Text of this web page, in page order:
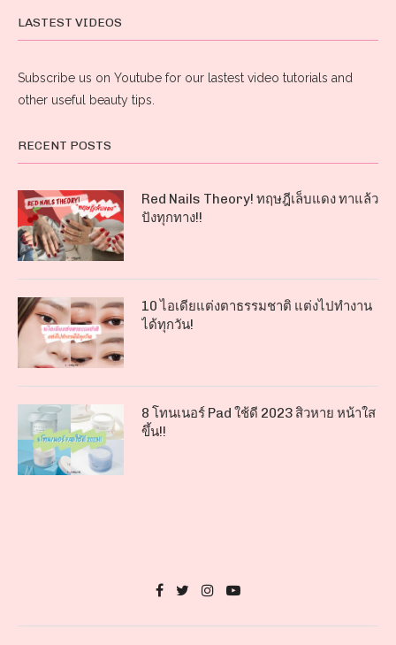
LASTEST VIDEOS
Subscribe us on Youtube for our lastest video tutorials and
other useful beauty tips.
RECENT POSTS
Red Nails Theory! ทฤษฎีเล็บแดง ทาแล้ว
ปังทุกทาง!!
10 ไอเดียแต่งตาธรรมชาติ แต่งไปทำงาน
ได้ทุกวัน!
8 โทนเนอร์ Pad ใช้ดี 2023 สิวหาย หน้าใส
ขึ้น!!